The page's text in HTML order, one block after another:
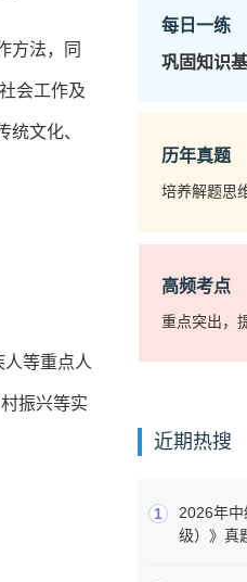
方法，同
会工作及
文化、
等重点人
振兴等实
每日一练
巩固知识
历年真题
培养解题思
高频考点
重点突出，
近期热搜
1
2026年中
级）》真